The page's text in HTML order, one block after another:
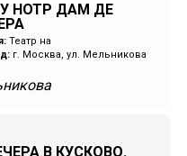
НОТР ДАМ ДЕ
Театр на
г. Москва, ул. Мельникова
В КУСКОВО.